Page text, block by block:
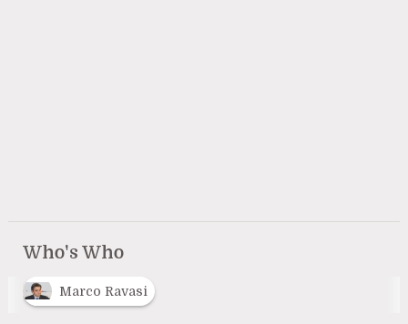
Who's Who
Marco Ravasi